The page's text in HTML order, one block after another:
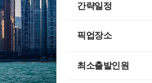
간략일정
픽업장소
최소출발인원